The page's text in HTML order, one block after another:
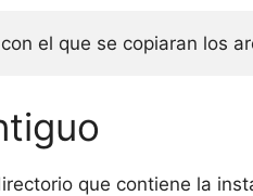
el que se copiaran los
que contiene la